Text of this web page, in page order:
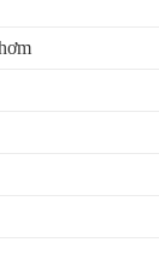
gạo chất lượng